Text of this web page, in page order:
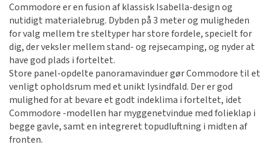
Commodore er en fusion af klassisk Isabella-design og
nutidigt materialebrug. Dybden på 3 meter og muligheden
for valg mellem tre steltyper har store fordele, specielt for
dig, der veksler mellem stand- og rejsecamping, og nyder at
have god plads i forteltet.
Store panel-opdelte panoramavinduer gør Commodore til et
venligt opholdsrum med et unikt lysindfald. Der er god
mulighed for at bevare et godt indeklima i forteltet, idet
Commodore -modellen har myggenetvindue med folieklap i
begge gavle, samt en integreret topudluftning i midten af
fronten.